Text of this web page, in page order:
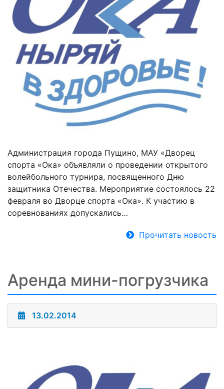
Администрация города Пущино, МАУ «Дворец
спорта «Ока» объявляли о проведении открытого
волейбольного турнира, посвященного Дню
защитника Отечества. Мероприятие состоялось 22
февраля во Дворце спорта «Ока». К участию в
соревнованиях допускались…
Прочитать новость
Аренда мини-погрузчика
13.02.2014